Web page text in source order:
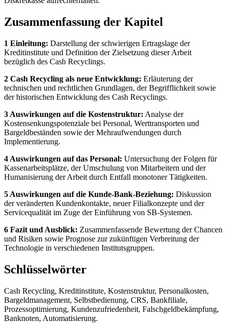
Zusammenfassung der Kapitel
1 Einleitung: Darstellung der schwierigen Ertragslage der
Kreditinstitute und Definition der Zielsetzung dieser Arbeit
bezüglich des Cash Recyclings.
2 Cash Recycling als neue Entwicklung: Erläuterung der
technischen und rechtlichen Grundlagen, der Begrifflichkeit sowie
der historischen Entwicklung des Cash Recyclings.
3 Auswirkungen auf die Kostenstruktur: Analyse der
Kostensenkungspotenziale bei Personal, Werttransporten und
Bargeldbeständen sowie der Mehraufwendungen durch
Implementierung.
4 Auswirkungen auf das Personal: Untersuchung der Folgen für
Kassenarbeitsplätze, der Umschulung von Mitarbeitern und der
Humanisierung der Arbeit durch Entfall monotoner Tätigkeiten.
5 Auswirkungen auf die Kunde-Bank-Beziehung: Diskussion
der veränderten Kundenkontakte, neuer Filialkonzepte und der
Servicequalität im Zuge der Einführung von SB-Systemen.
6 Fazit und Ausblick: Zusammenfassende Bewertung der Chancen
und Risiken sowie Prognose zur zukünftigen Verbreitung der
Technologie in verschiedenen Institutsgruppen.
Schlüsselwörter
Cash Recycling, Kreditinstitute, Kostenstruktur, Personalkosten,
Bargeldmanagement, Selbstbedienung, CRS, Bankfiliale,
Prozessoptimierung, Kundenzufriedenheit, Falschgeldbekämpfung,
Banknoten, Automatisierung.